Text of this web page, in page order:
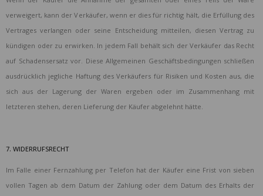
verweigert, kann der Verkäufer, wenn er dies für richtig hält, die Erfüllung des
Vertrages verlangen oder seine Entscheidung mitteilen, diesen Vertrag zu
kündigen oder zu erwirken. In jedem Fall behält sich der Verkäufer das Recht
auf Schadensersatz vor. Diese Allgemeinen Geschäftsbedingungen schließen
ausdrücklich jegliche Haftung des Verkäufers für Risiken und Kosten aus, die
sich aus der Lagerung der Waren ergeben oder im Zusammenhang mit
letzteren stehen, deren Lieferung der Käufer abgelehnt hätte.
7. WIDERRUFSRECHT
Im Falle einer Fernzahlung per Telefon hat der Käufer eine Frist von sieben
vollen Tagen ab dem Datum der Zahlung oder dem Datum des Erhalts der